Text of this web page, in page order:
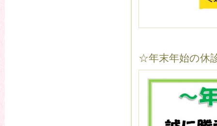
☆年末年始の休